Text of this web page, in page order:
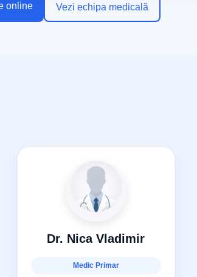
online Vezi echipa medicală
Dr. Nica Vladimir
Medic Primar